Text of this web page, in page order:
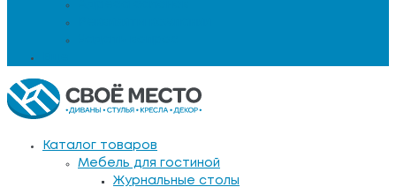
Каталог товаров
Мебель для гостиной
Журнальные столы